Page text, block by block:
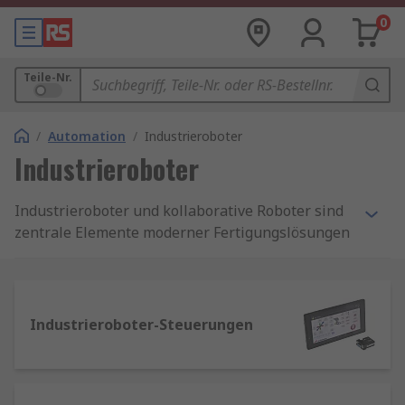
0
Teile-Nr.
/ Automation / Industrieroboter
Industrieroboter
Industrieroboter und kollaborative Roboter sind
zentrale Elemente moderner Fertigungslösungen
besonders für Aufgaben mit hoher
Wiederholungsgenauigkeit, wie Schweißen,
Industrieroboter-Steuerungen